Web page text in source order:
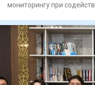
мониторингу при